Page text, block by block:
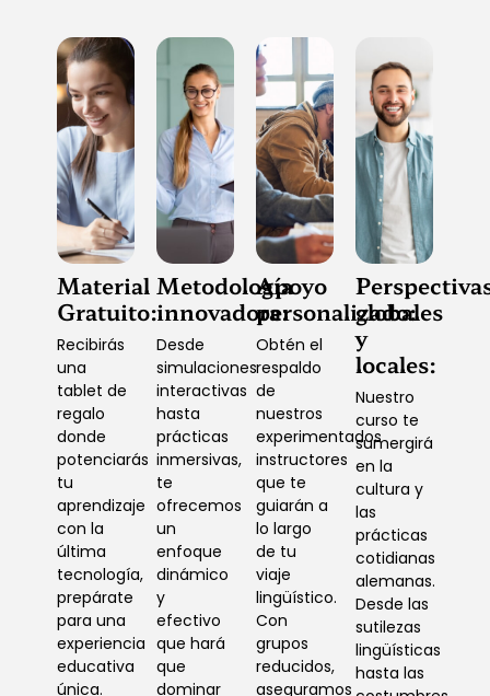
Material
Gratuito:
Recibirás
una
tablet de
regalo
donde
potenciarás
tu
aprendizaje
con la
última
tecnología,
prepárate
para una
experiencia
educativa
única.
Metodología
innovadora:
Desde
simulaciones
interactivas
hasta
prácticas
inmersivas,
te
ofrecemos
un
enfoque
dinámico
y
efectivo
que hará
que
dominar
Apoyo
personalizado:
Obtén el
respaldo
de
nuestros
experimentados
instructores
que te
guiarán a
lo largo
de tu
viaje
lingüístico.
Con
grupos
reducidos,
aseguramos
globales
y
locales:
Nuestro
curso te
sumergirá
en la
cultura y
las
prácticas
cotidianas
alemanas.
Desde las
sutilezas
lingüísticas
hasta las